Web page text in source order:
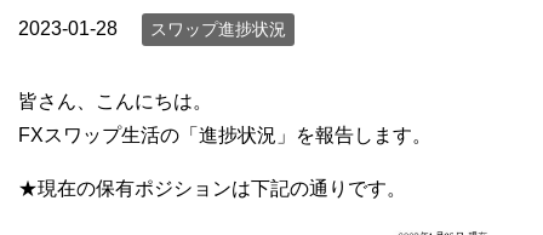
2023-01-28 スワップ進捗状況
皆さん、こんにちは。
FXスワップ生活の「進捗状況」を報告します。
★現在の保有ポジションは下記の通りです。